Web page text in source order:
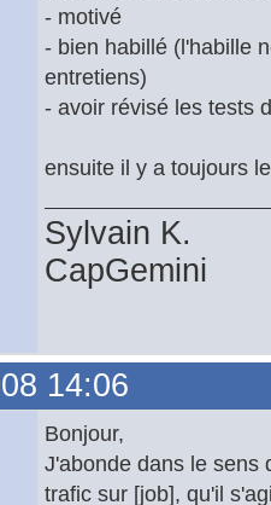
- motivé
- bien habillé (l'habille
entretiens)
- avoir révisé les tests
ensuite il y a toujours
Sylvain K.
CapGemini
14:06
Bonjour,
J'abonde dans le sens
trafic sur [job], qu'il